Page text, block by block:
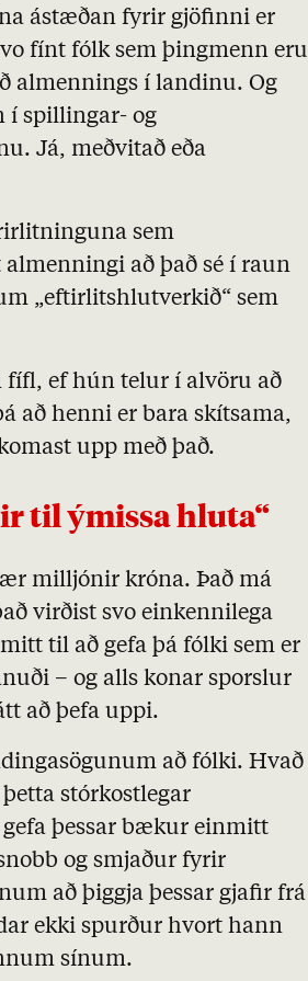
ástæðan fyrir gjöfinni er
fínt fólk sem þingmenn eru
almennings í landinu. Og
í spillingar- og
Já, meðvitað eða
sem
að það sé í raun
„eftirlitshlutverkið“ sem
fífl, ef hún telur í alvöru að
að henni er bara skítsama,
upp með það.
til ýmissa hluta“
milljónir króna. Það má
virðist svo einkennilega
til að gefa þá fólki sem er
– og alls konar sporslur
að þefa uppi.
að fólki. Hvað
stórkostlegar
þessar bækur einmitt
og smjaður fyrir
að þiggja þessar gjafir frá
ekki spurður hvort hann
sínum.